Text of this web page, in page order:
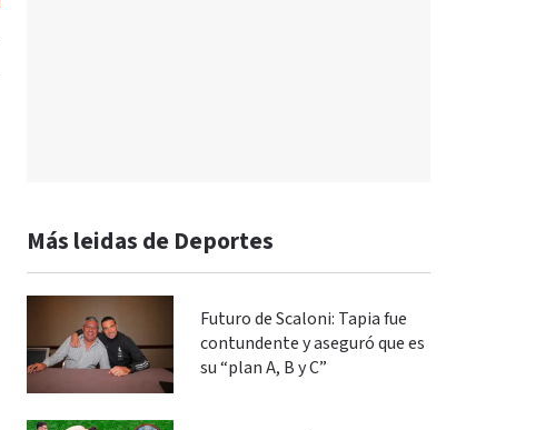
Más leidas de Deportes
Futuro de Scaloni: Tapia fue
contundente y aseguró que es
su “plan A, B y C”